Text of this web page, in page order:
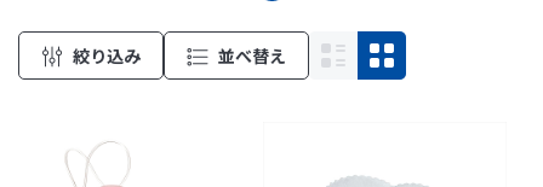
絞り込み 並べ替え